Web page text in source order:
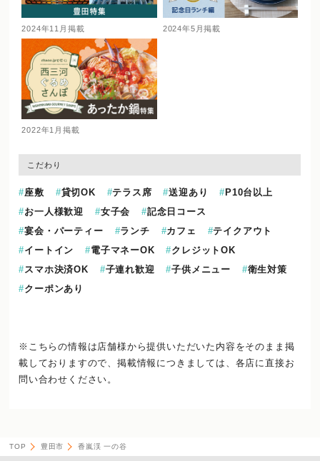
2024年11月掲載 2024年5月掲載
2022年1月掲載
こだわり
座敷 貸切OK テラス席 送迎あり
P10台以上
お一人様歓迎
女子会
記念日コース
宴会・パーティー
ランチ カフェ
テイクアウト
イートイン
電子マネーOK
クレジットOK
スマホ決済OK
子連れ歓迎 子供メニュー
衛生対策
クーポンあり
※こちらの情報は店舗様から提供いただいた内容をそのまま掲
載しておりますので、掲載情報につきましては、各店に直接お
問い合わせください。
TOP 豊田市 香嵐渓 一の谷